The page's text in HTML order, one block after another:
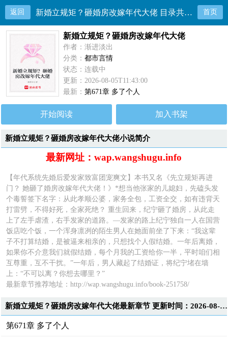
返回 新婚立规矩？砸婚房改嫁年代大佬 目录共672章 首页
新婚立规矩？砸婚房改嫁年代大佬
作者：渐进淡出
分类：都市言情
状态：连载中
更新：2026-08-05T11:43:00
最新：第671章 多了个人
开始阅读 加入书架
新婚立规矩？砸婚房改嫁年代大佬小说简介
最新网址：wap.wangshugu.info
【年代系统先婚后爱发家致富团宠爽文】本书又名《先立规矩再进
门？ 她砸了婚房改嫁年代大佬！》*想当他张家的儿媳妇，先磕头发
个毒誓签下名字：从此孝顺公婆，家务全包，工资全交，如有违背天
打雷劈，不得好死，全家死绝？ 重生回来，纪宁砸了婚房，从此走
上了左手虐渣，右手发家的道路。—发家的路上纪宁独自一人在国营
饭店吃个饭，一个浑身凛冽的陌生男人在她面前坐了下来：“我这辈
子不打算结婚，是被逼来相亲的，只想找个人假结婚。一年后离婚，
如果你不介意我们就假结婚，每个月我的工资给你一半，平时咱们相
互尊重，互不干扰。”一年后，男人藏起了结婚证，将纪宁堵在墙
上：“不可以离？你想去哪里？”
最新章节推荐地址：http://wap.wangshugu.info/book-251758/
新婚立规矩？砸婚房改嫁年代大佬最新章节 更新时间：2026-08-05T11:43:00
第671章 多了个人